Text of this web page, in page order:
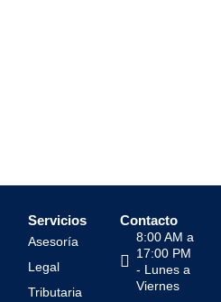
Servicios
Asesoría
Legal
Tributaria
Contacto
8:00 AM a
17:00 PM
- Lunes a
Viernes